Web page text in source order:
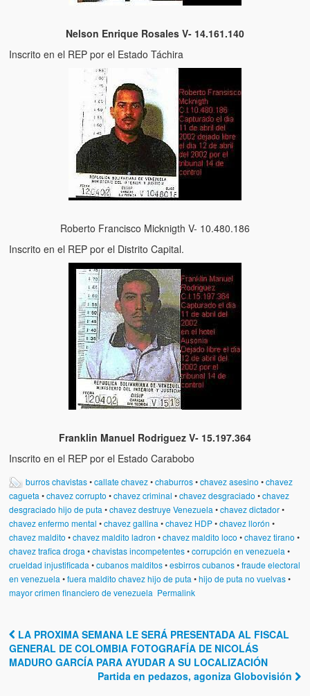
Nelson Enrique Rosales V- 14.161.140
Inscrito en el REP por el Estado Táchira
Roberto Francisco Micknigth V- 10.480.186
Inscrito en el REP por el Distrito Capital.
Franklin Manuel Rodriguez V- 15.197.364
Inscrito en el REP por el Estado Carabobo
burros chavistas•callate chavez•chaburros•chavez asesino •chavez
cagueta •chavez corrupto •chavez criminal •chavez desgraciado •chavez
desgraciado hijo de puta •chavez destruye Venezuela •chavez dictador•
chavez enfermo mental •chavez gallina •chavez HDP•chavez llorón •
chavez maldito •chavez maldito ladron •chavez maldito loco •chavez tirano •
chavez trafica droga •chavistas incompetentes•corrupción en venezuela •
crueldad injustificada •cubanos malditos•esbirros cubanos•fraude electoral
en venezuela •fuera maldito chavez hijo de puta •hijo de puta no vuelvas•
mayor crimen financiero de venezuela Permalink
Post navigation
LA PROXIMA SEMANA LE SERÁ PRESENTADA AL FISCAL
GENERAL DE COLOMBIA FOTOGRAFÍA DE NICOLÁS
MADURO GARCÍA PARA AYUDAR A SU LOCALIZACIÓN
Partida en pedazos, agoniza Globovisión